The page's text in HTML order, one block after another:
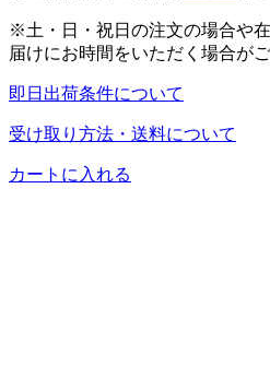
※土・日・祝日の注文の場合や
届けにお時間をいただく場合がご
即日出荷条件について
受け取り方法・送料について
カートに入れる